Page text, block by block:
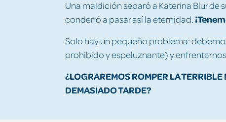
Una maldición separó a Katerina Blur de
condenó a pasar así la eternidad.
Solo hay un pequeño problema:
prohibido y espeluznante) y
¿LOGRAREMOS ROMPER LA
DEMASIADO TARDE?